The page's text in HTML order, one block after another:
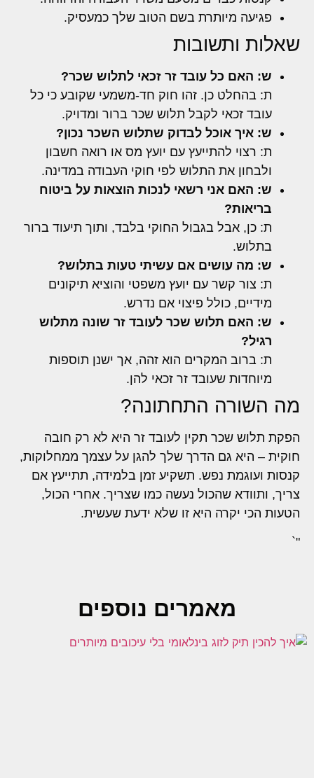
פגיעה מיותרת בשם הטוב שלך כמעסיק.
שאלות ותשובות
ש: האם כל עובד זר זכאי לתלוש שכר?
ת: בהחלט כן. זהו חוק חד-משמעי שקובע כי כל
עובד זכאי לקבל תלוש שכר ברור ומדויק.
ש: איך אוכל לבדוק שתלוש השכר נכון?
ת: רצוי להתייעץ עם יועץ מס או רואה חשבון
ולבחון את התלוש לפי חוקי העבודה במדינה.
ש: האם אני רשאי לנכות הוצאות על ביטוח
בריאות?
ת: כן, אבל בגבול החוקי בלבד, ותוך תיעוד ברור
בתלוש.
ש: מה עושים אם עשיתי טעות בתלוש?
ת: צור קשר עם יועץ משפטי והוציא תיקונים
מידיים, כולל פיצוי אם נדרש.
ש: האם תלוש שכר לעובד זר שונה מתלוש
רגיל?
ת: ברוב המקרים הוא זהה, אך ישנן תוספות
מיוחדות שעובד זר זכאי להן.
מה השורה התחתונה?
הפקת תלוש שכר תקין לעובד זר היא לא רק חובה
חוקית – היא גם הדרך שלך להגן על עצמך ממחלוקות,
קנסות ועוגמת נפש. תשקיע זמן בלמידה, תתייעץ אם
צריך, ותוודא שהכול נעשה כמו שצריך. אחרי הכול,
הטעות הכי יקרה היא זו שלא ידעת שעשית.
"`
מאמרים נוספים